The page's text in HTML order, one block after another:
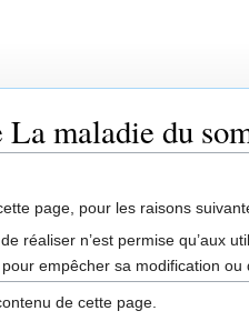
maladie du
page, pour les raisons
réaliser n’est permise qu’aux
empêcher sa modification ou
de cette page.